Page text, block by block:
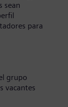
sean
para
grupo
vacantes